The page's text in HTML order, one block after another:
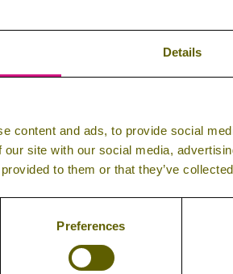
Details
content and ads, to provide social
our site with our social media,
to them or that they’ve
Preferences